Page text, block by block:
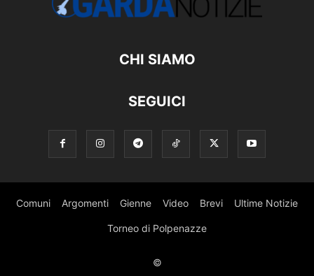
CHI SIAMO
SEGUICI
Comuni Argomenti Gienne Video Brevi Ultime Notizie
Torneo di Polpenazze
©